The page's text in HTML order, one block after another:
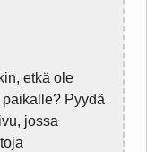
etkä ole
Pyydä
jossa